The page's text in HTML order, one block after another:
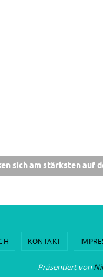
am stärksten auf
KONTAKT
Präsentiert von